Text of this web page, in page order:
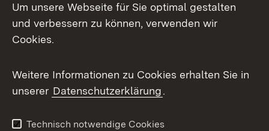
Um unsere Webseite für Sie optimal gestalten
und verbessern zu können, verwenden wir
Cookies.
Weitere Informationen zu Cookies erhalten Sie in
unserer Datenschutzerklärung.
Technisch notwendige Cookies